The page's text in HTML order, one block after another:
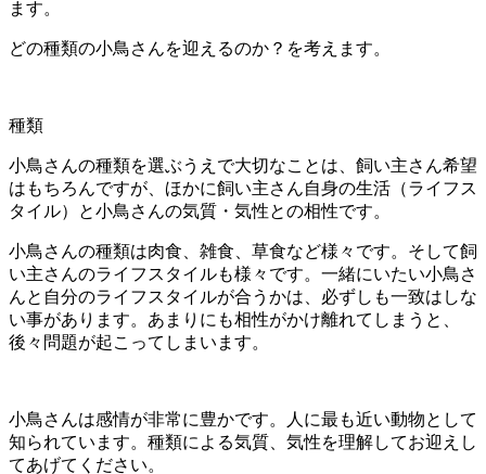
ます。
どの種類の小鳥さんを迎えるのか？を考えます。
種類
小鳥さんの種類を選ぶうえで大切なことは、飼い主さん希望
はもちろんですが、ほかに飼い主さん自身の生活（ライフス
タイル）と小鳥さんの気質・気性との相性です。
小鳥さんの種類は肉食、雑食、草食など様々です。そして飼
い主さんのライフスタイルも様々です。一緒にいたい小鳥さ
んと自分のライフスタイルが合うかは、必ずしも一致はしな
い事があります。あまりにも相性がかけ離れてしまうと、
後々問題が起こってしまいます。
小鳥さんは感情が非常に豊かです。人に最も近い動物として
知られています。種類による気質、気性を理解してお迎えし
てあげてください。